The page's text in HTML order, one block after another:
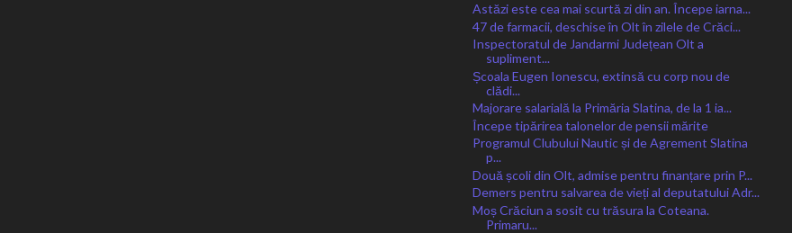
Astăzi este cea mai scurtă zi din an. Începe iarna...
47 de farmacii, deschise în Olt în zilele de Crăci...
Inspectoratul de Jandarmi Județean Olt a
supliment...
Școala Eugen Ionescu, extinsă cu corp nou de
clădi...
Majorare salarială la Primăria Slatina, de la 1 ia...
Începe tipărirea talonelor de pensii mărite
Programul Clubului Nautic și de Agrement Slatina
p...
Două școli din Olt, admise pentru finanțare prin P...
Demers pentru salvarea de vieți al deputatului Adr...
Moș Crăciun a sosit cu trăsura la Coteana.
Primaru...